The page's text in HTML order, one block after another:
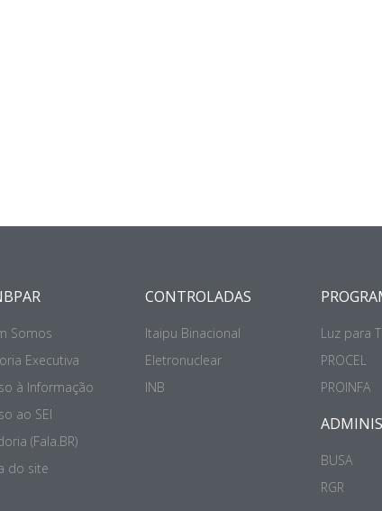
Somos
Executiva
à Informação
ao SEI
(Fala.BR)
do site
CONTROLADAS
Itaipu Binacional
Eletronuclear
INB
Luz para
PROCEL
PROINFA
BUSA
RGR